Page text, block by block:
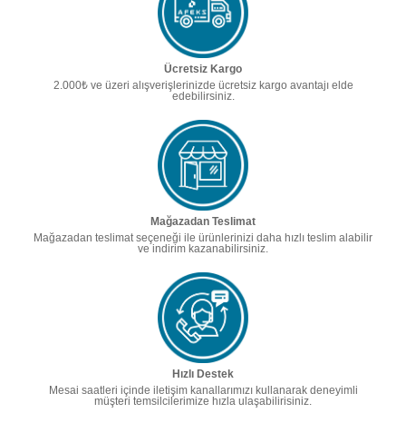
Ücretsiz Kargo
2.000₺ ve üzeri alışverişlerinizde ücretsiz kargo avantajı elde
edebilirsiniz.
Mağazadan Teslimat
Mağazadan teslimat seçeneği ile ürünlerinizi daha hızlı teslim alabilir
ve indirim kazanabilirsiniz.
Hızlı Destek
Mesai saatleri içinde iletişim kanallarımızı kullanarak deneyimli
müşteri temsilcilerimize hızla ulaşabilirisiniz.